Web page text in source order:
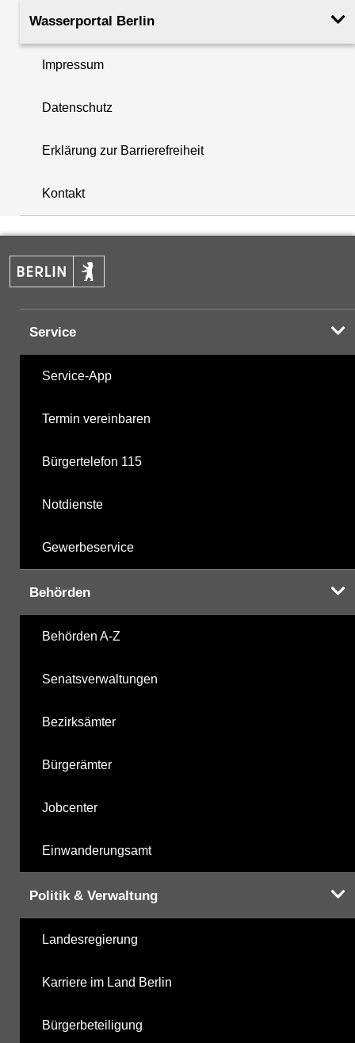
+
−
Wasserportal Berlin
Impressum
Datenschutz
Erklärung zur Barrierefreiheit
Kontakt
Service
Service-App
Termin vereinbaren
Bürgertelefon 115
Notdienste
Gewerbeservice
Behörden
Behörden A-Z
Senatsverwaltungen
Bezirksämter
Bürgerämter
Jobcenter
Einwanderungsamt
Politik & Verwaltung
Landesregierung
Karriere im Land Berlin
Bürgerbeteiligung